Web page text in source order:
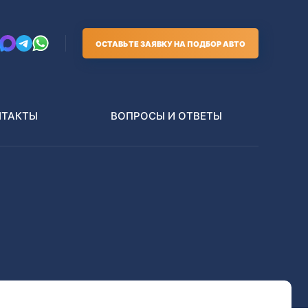
ОСТАВЬТЕ ЗАЯВКУ НА ПОДБОР АВТО
Nissan
ВОПРОСЫ И ОТВЕТЫ